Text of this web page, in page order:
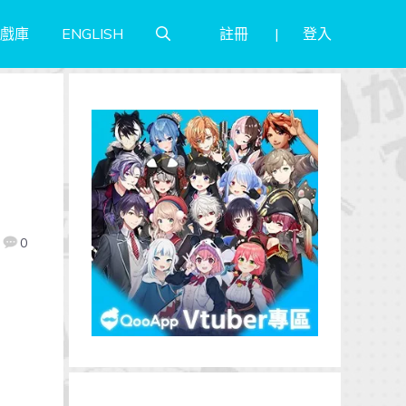
庫 ENGLISH 註冊 登入
0